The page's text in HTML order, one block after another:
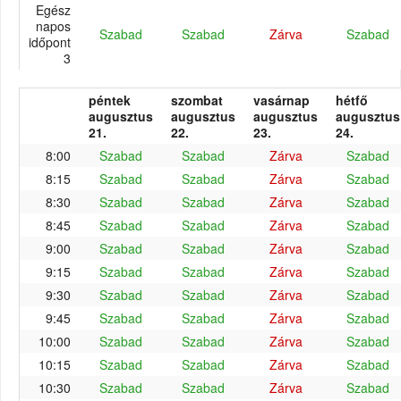
Egész
napos
időpont
3
Szabad Szabad Zárva Szabad
péntek
augusztus
21.
szombat
augusztus
22.
vasárnap
augusztus
23.
hétfő
augusztus
24.
8:00
Szabad Szabad Zárva
Szabad
8:15
Szabad Szabad Zárva
Szabad
8:30
Szabad Szabad Zárva
Szabad
8:45
Szabad Szabad Zárva
Szabad
9:00
Szabad Szabad Zárva
Szabad
9:15
Szabad Szabad Zárva
Szabad
9:30
Szabad Szabad Zárva
Szabad
9:45
Szabad Szabad Zárva
Szabad
10:00
Szabad Szabad Zárva
Szabad
10:15
Szabad Szabad Zárva
Szabad
10:30
Szabad Szabad Zárva
Szabad